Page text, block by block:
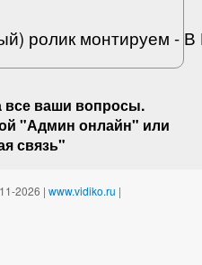
ролик монтируем -
все ваши вопросы.
"Админ онлайн" или
связь"
2026 | www.vidiko.ru |